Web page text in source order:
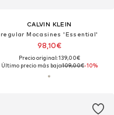
CALVIN KLEIN
regular Mocasines 'Essential'
98,10€
Precio original: 139,00€
Último precio más bajo:109,00€-10%